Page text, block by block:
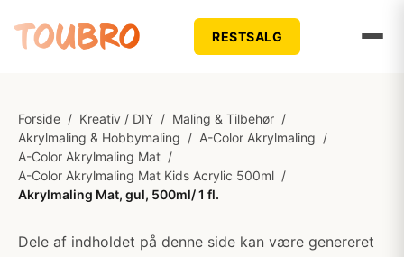
RESTSALG
Forside / Kreativ / DIY / Maling & Tilbehør /
Akrylmaling & Hobbymaling / A-Color Akrylmaling /
A-Color Akrylmaling Mat /
A-Color Akrylmaling Mat Kids Acrylic 500ml /
Akrylmaling Mat, gul, 500ml/ 1 fl.
Dele af indholdet på denne side kan være genereret